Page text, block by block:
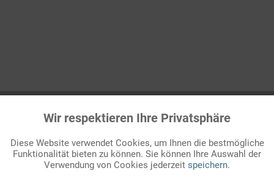
Funktionale Aktiv
Marketing Inaktiv
Wir respektieren Ihre Privatsphäre
Diese Website verwendet Cookies, um Ihnen die bestmögliche
Funktionalität bieten zu können. Sie können Ihre Auswahl der
Verwendung von Cookies jederzeit speichern.